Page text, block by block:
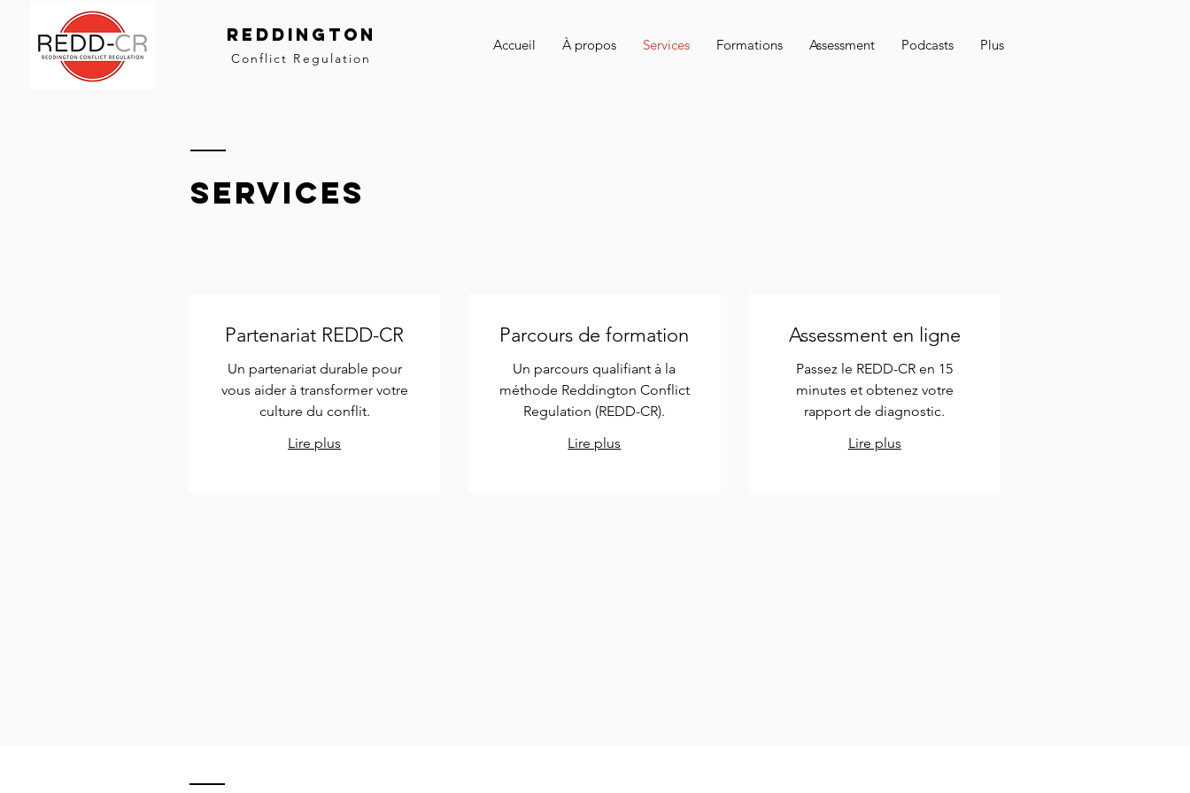
Reddington
Conflict Regulation
Accueil À propos Services Formations Assessment Podcasts Plus
SERVICES
Partenariat REDD-CR
Un partenariat durable pour
vous aider à transformer votre
culture du conflit.
Lire plus
Parcours de formation
Un parcours qualifiant à la
méthode Reddington Conflict
Regulation (REDD-CR).
Lire plus
Assessment en ligne
Passez le REDD-CR en 15
minutes et obtenez votre
rapport de diagnostic.
Lire plus